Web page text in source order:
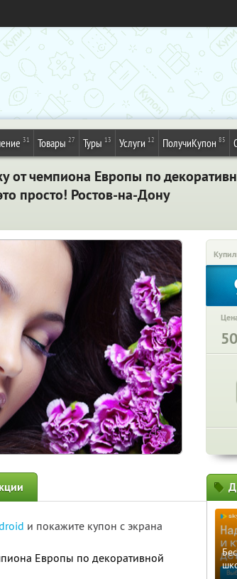
31 Товары 27 Туры 13 Услуги 12 ПолучиКупон 85
от чемпиона Европы по
просто! Ростов-на-Дону
и покажите купон с экрана
Европы по декоративной